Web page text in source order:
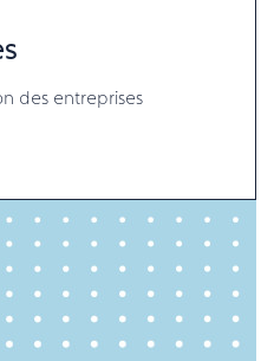
des entreprises